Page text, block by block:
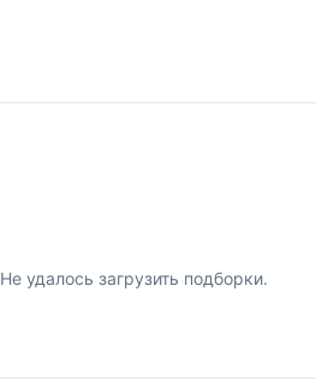
Не удалось загрузить подборки.